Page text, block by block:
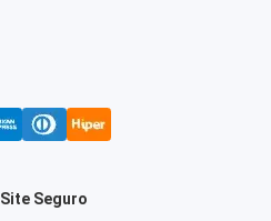
Site Seguro